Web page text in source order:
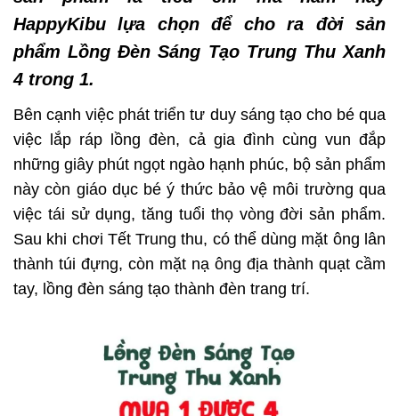
HappyKibu lựa chọn để cho ra đời sản
phẩm Lồng Đèn Sáng Tạo Trung Thu Xanh
4 trong 1.
Bên cạnh việc phát triển tư duy sáng tạo cho bé qua
việc lắp ráp lồng đèn, cả gia đình cùng vun đắp
những giây phút ngọt ngào hạnh phúc, bộ sản phẩm
này còn giáo dục bé ý thức bảo vệ môi trường qua
việc tái sử dụng, tăng tuổi thọ vòng đời sản phẩm.
Sau khi chơi Tết Trung thu, có thể dùng mặt ông lân
thành túi đựng, còn mặt nạ ông địa thành quạt cầm
tay, lồng đèn sáng tạo thành đèn trang trí.